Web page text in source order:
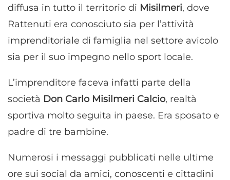
diffusa in tutto il territorio di Misilmeri, dove
Rattenuti era conosciuto sia per l’attività
imprenditoriale di famiglia nel settore avicolo
sia per il suo impegno nello sport locale.
L’imprenditore faceva infatti parte della
società Don Carlo Misilmeri Calcio, realtà
sportiva molto seguita in paese. Era sposato e
padre di tre bambine.
Numerosi i messaggi pubblicati nelle ultime
ore sui social da amici, conoscenti e cittadini